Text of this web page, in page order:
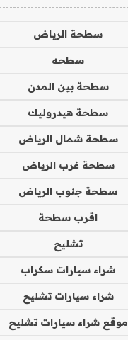
سطحة الرياض
سطحه
سطحة بين المدن
سطحة هيدروليك
سطحة شمال الرياض
سطحة غرب الرياض
سطحة جنوب الرياض
اقرب سطحة
تشليح
شراء سيارات سكراب
شراء سيارات تشليح
موقع شراء سيارات تشليح